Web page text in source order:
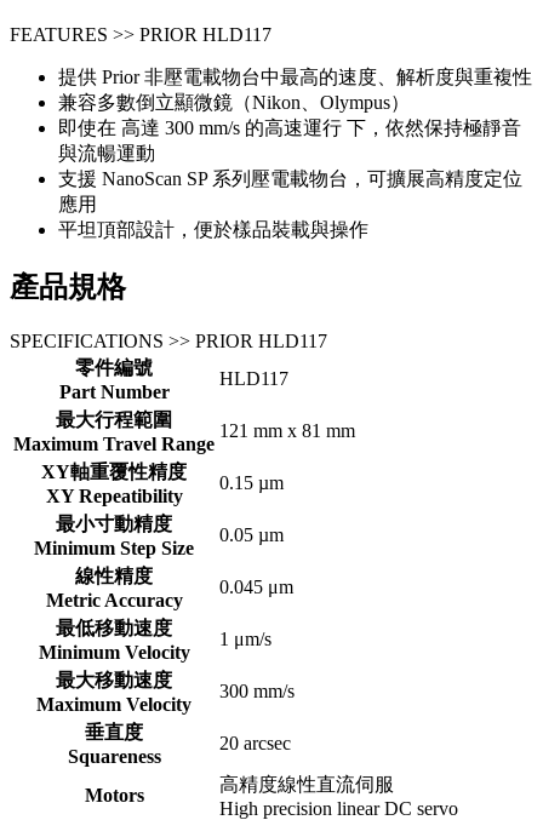
FEATURES >> PRIOR HLD117
提供 Prior 非壓電載物台中最高的速度、解析度與重複性
兼容多數倒立顯微鏡（Nikon、Olympus）
即使在 高達 300 mm/s 的高速運行 下，依然保持極靜音
與流暢運動
支援 NanoScan SP 系列壓電載物台，可擴展高精度定位
應用
平坦頂部設計，便於樣品裝載與操作
產品規格
SPECIFICATIONS >> PRIOR HLD117
零件編號
Part Number
HLD117
最大行程範圍
Maximum Travel Range
121 mm x 81 mm
XY軸重覆性精度
XY Repeatibility
0.15 µm
最小寸動精度
Minimum Step Size
0.05 µm
線性精度
Metric Accuracy
0.045 μm
最低移動速度
Minimum Velocity
1 μm/s
最大移動速度
Maximum Velocity
300 mm/s
垂直度
Squareness
20 arcsec
Motors
高精度線性直流伺服
High precision linear DC servo